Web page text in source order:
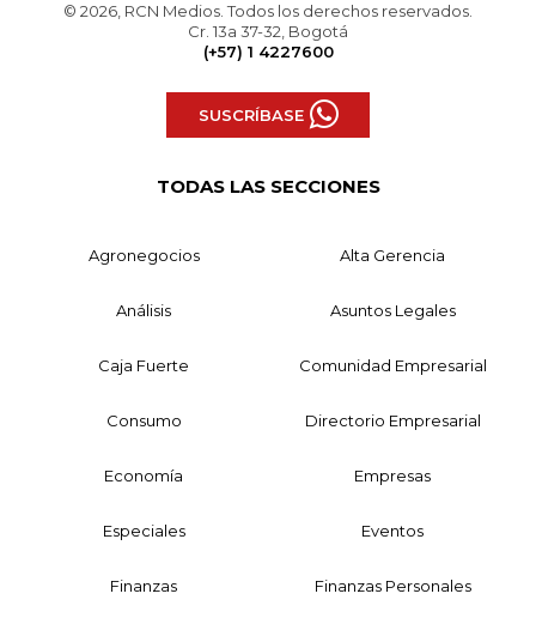
© 2026, RCN Medios. Todos los derechos reservados.
Cr. 13a 37-32, Bogotá
(+57) 1 4227600
SUSCRÍBASE
TODAS LAS SECCIONES
Agronegocios Alta Gerencia
Análisis Asuntos Legales
Caja Fuerte Comunidad Empresarial
Consumo Directorio Empresarial
Economía Empresas
Especiales Eventos
Finanzas Finanzas Personales